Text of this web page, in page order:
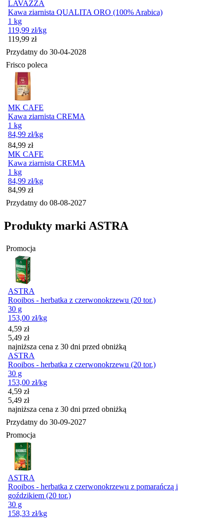
LAVAZZA
Kawa ziarnista QUALITA ORO (100% Arabica)
1 kg
119,99 zł/kg
Cena
119,99 zł
Przydatny do 30-04-2028
Frisco poleca
MK CAFE
Kawa ziarnista CREMA
1 kg
84,99 zł/kg
Cena
84,99 zł
MK CAFE
Kawa ziarnista CREMA
1 kg
84,99 zł/kg
Cena
84,99 zł
Przydatny do 08-08-2027
Produkty marki ASTRA
Promocja
ASTRA
Rooibos - herbatka z czerwonokrzewu (20 tor.)
30 g
153,00 zł/kg
Cena promocyjna
4,59 zł
5,49 zł
najniższa cena z 30 dni przed obniżką
ASTRA
Rooibos - herbatka z czerwonokrzewu (20 tor.)
30 g
153,00 zł/kg
Cena promocyjna
4,59 zł
5,49 zł
najniższa cena z 30 dni przed obniżką
Przydatny do 30-09-2027
Promocja
ASTRA
Rooibos - herbatka z czerwonokrzewu z pomarańczą i
goździkiem (20 tor.)
30 g
158,33 zł/kg